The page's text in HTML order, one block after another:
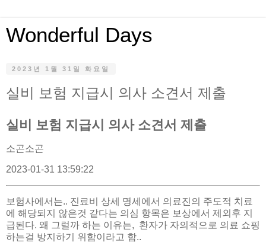
Wonderful Days
2023년 1월 31일 화요일
실비 보험 지급시 의사 소견서 제출
실비 보험 지급시 의사 소견서 제출
소곤소곤
2023-01-31 13:59:22
보험사에서는.. 진료비 상세 명세에서 의료진의 주도적 치료
에 해당되지 않은것 같다는 의심 항목은 보상에서 제외후 지
급된다. 왜 그럴까 하는 이유는, 환자가 자의적으로 의료 쇼핑
하는걸 방지하기 위함이라고 함..